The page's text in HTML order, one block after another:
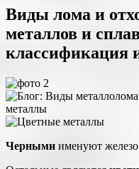
Виды лома и
металлов и
классификация
Черными именуют